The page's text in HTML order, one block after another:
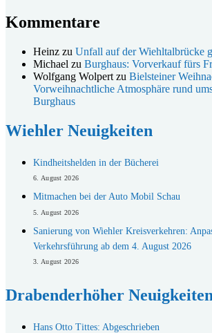
Kommentare
Heinz zu Unfall auf der Wiehltalbrücke
Michael zu Burghaus: Vorverkauf fürs
Wolfgang Wolpert zu Bielsteiner
Vorweihnachtliche Atmosphäre rund
Burghaus
Wiehler Neuigkeiten
Kindheitshelden in der Bücherei
6. August 2026
Mitmachen bei der Auto Mobil Schau
5. August 2026
Sanierung von Wiehler Kreisverkehren:
Verkehrsführung ab dem 4. August 2026
3. August 2026
Drabenderhöher Neuigkeiten
Hans Otto Tittes: Abgeschrieben